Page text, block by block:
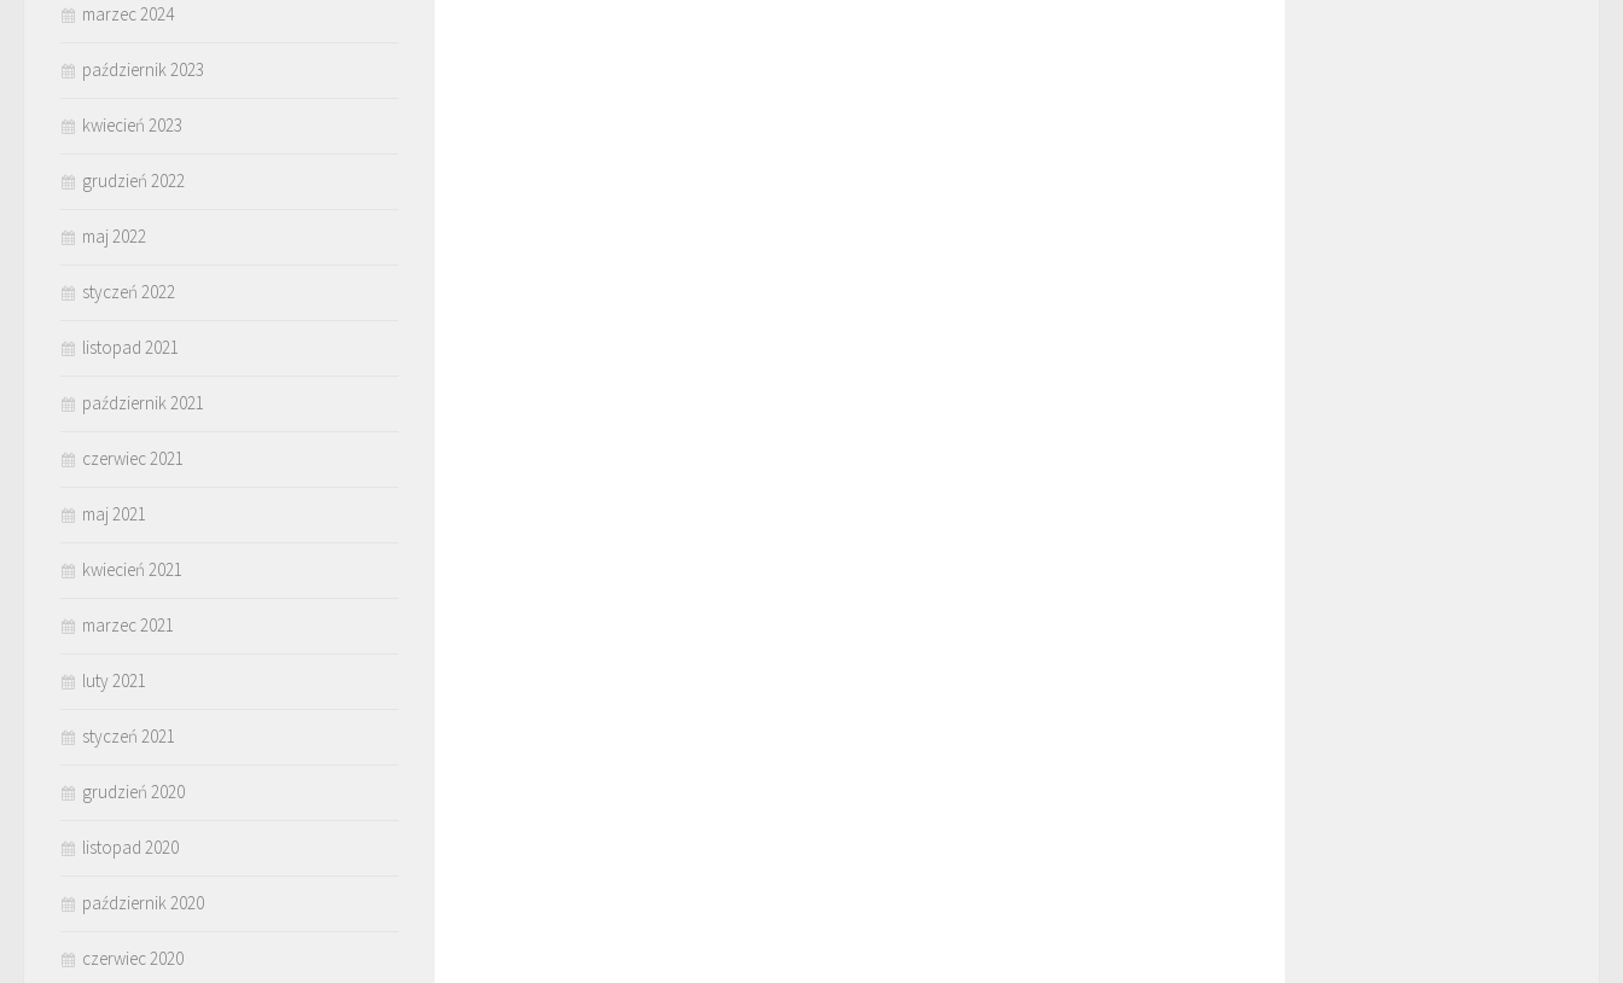
marzec 2024
październik 2023
kwiecień 2023
grudzień 2022
maj 2022
styczeń 2022
listopad 2021
październik 2021
czerwiec 2021
maj 2021
kwiecień 2021
marzec 2021
luty 2021
styczeń 2021
grudzień 2020
listopad 2020
październik 2020
czerwiec 2020